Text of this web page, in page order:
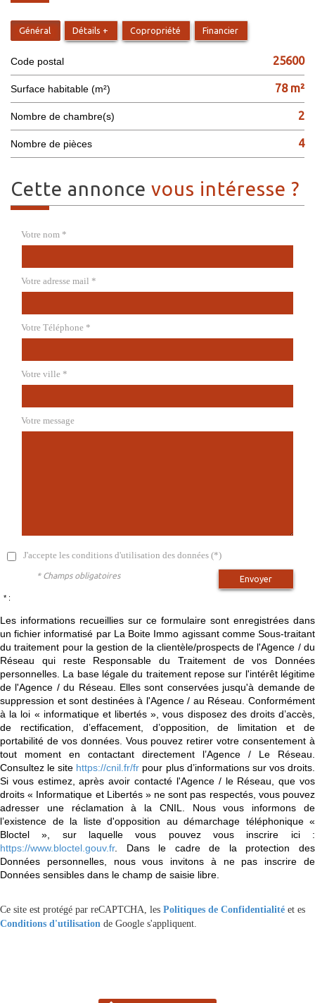
Général Détails + Copropriété Financier
Code postal 25600
Surface habitable (m²) 78 m²
Nombre de chambre(s) 2
Nombre de pièces 4
cette annonce vous intéresse ?
Votre nom *
Votre adresse mail *
Votre Téléphone *
Votre ville *
Votre message
J'accepte les conditions d'utilisation des données (*)
Envoyer
* Champs obligatoires
* :
Les informations recueillies sur ce formulaire sont enregistrées dans
un fichier informatisé par La Boite Immo agissant comme Sous-traitant
du traitement pour la gestion de la clientèle/prospects de l'Agence / du
Réseau qui reste Responsable du Traitement de vos Données
personnelles. La base légale du traitement repose sur l'intérêt légitime
de l'Agence / du Réseau. Elles sont conservées jusqu'à demande de
suppression et sont destinées à l'Agence / au Réseau. Conformément
à la loi « informatique et libertés », vous disposez des droits d’accès,
de rectification, d’effacement, d’opposition, de limitation et de
portabilité de vos données. Vous pouvez retirer votre consentement à
tout moment en contactant directement l’Agence / Le Réseau.
Consultez le site https://cnil.fr/fr pour plus d’informations sur vos droits.
Si vous estimez, après avoir contacté l'Agence / le Réseau, que vos
droits « Informatique et Libertés » ne sont pas respectés, vous pouvez
adresser une réclamation à la CNIL. Nous vous informons de
l’existence de la liste d'opposition au démarchage téléphonique «
Bloctel », sur laquelle vous pouvez vous inscrire ici :
https://www.bloctel.gouv.fr. Dans le cadre de la protection des
Données personnelles, nous vous invitons à ne pas inscrire de
Données sensibles dans le champ de saisie libre.
Ce site est protégé par reCAPTCHA, les Politiques de Confidentialité et es
Conditions d'utilisation de Google s'appliquent.